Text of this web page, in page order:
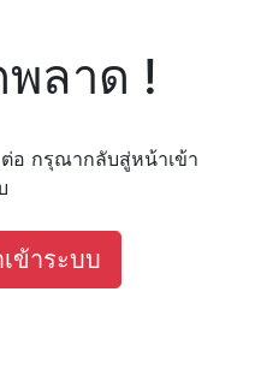
ลาด !
อ กรุณากลับสู่หน้าเข้า
ข้าระบบ